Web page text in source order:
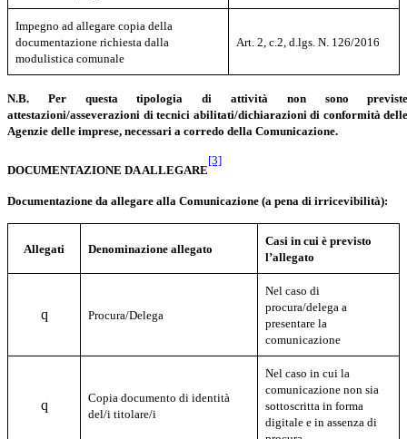
Impegno ad allegare copia della
documentazione richiesta dalla
modulistica comunale
Art. 2, c.2, d.lgs. N. 126/2016
N.B. Per questa tipologia di attività non sono
attestazioni/asseverazioni di tecnici abilitati/dichiarazioni di conformità
Agenzie delle imprese, necessari a corredo della Comunicazione.
DOCUMENTAZIONE DA ALLEGARE
[3]
Documentazione da allegare alla Comunicazione (a pena di irricevibilità):
Allegati Denominazione allegato
Casi in cui è previsto
l’allegato
q Procura/Delega
Nel caso di
procura/delega a
presentare la
comunicazione
q
Copia documento di identità
del/i titolare/i
Nel caso in cui la
comunicazione non sia
sottoscritta in forma
digitale e in assenza di